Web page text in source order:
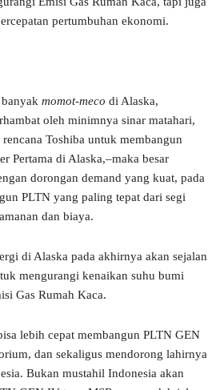
pertumbuhan ekonomi.
momot-meco di Alaska,
oleh minimnya sinar matahari,
Toshiba untuk membangun
Pertama di Alaska,–maka besar
dorongan demand yang kuat, pada
PLTN yang paling tepat dari segi
dan biaya.
di Alaska pada akhirnya akan sejalan
mengurangi kenaikan suhu bumi
Gas Rumah Kaca.
lebih cepat membangun PLTN GEN
dan sekaligus mendorong lahirnya
Bukan mustahil Indonesia akan